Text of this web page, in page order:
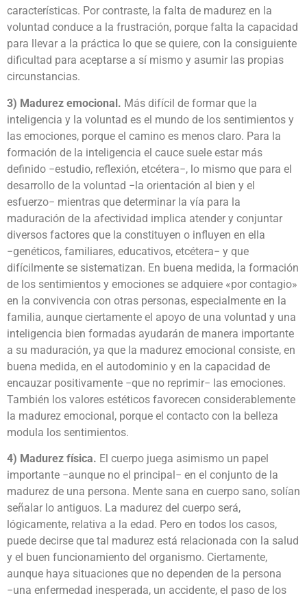
características. Por contraste, la falta de madurez en la
voluntad conduce a la frustración, porque falta la capacidad
para llevar a la práctica lo que se quiere, con la consiguiente
dificultad para aceptarse a sí mismo y asumir las propias
circunstancias.
3) Madurez emocional. Más difícil de formar que la
inteligencia y la voluntad es el mundo de los sentimientos y
las emociones, porque el camino es menos claro. Para la
formación de la inteligencia el cauce suele estar más
definido −estudio, reflexión, etcétera−, lo mismo que para el
desarrollo de la voluntad −la orientación al bien y el
esfuerzo− mientras que determinar la vía para la
maduración de la afectividad implica atender y conjuntar
diversos factores que la constituyen o influyen en ella
−genéticos, familiares, educativos, etcétera− y que
difícilmente se sistematizan. En buena medida, la formación
de los sentimientos y emociones se adquiere «por contagio»
en la convivencia con otras personas, especialmente en la
familia, aunque ciertamente el apoyo de una voluntad y una
inteligencia bien formadas ayudarán de manera importante
a su maduración, ya que la madurez emocional consiste, en
buena medida, en el autodominio y en la capacidad de
encauzar positivamente −que no reprimir− las emociones.
También los valores estéticos favorecen considerablemente
la madurez emocional, porque el contacto con la belleza
modula los sentimientos.
4) Madurez física. El cuerpo juega asimismo un papel
importante −aunque no el principal− en el conjunto de la
madurez de una persona. Mente sana en cuerpo sano, solían
señalar lo antiguos. La madurez del cuerpo será,
lógicamente, relativa a la edad. Pero en todos los casos,
puede decirse que tal madurez está relacionada con la salud
y el buen funcionamiento del organismo. Ciertamente,
aunque haya situaciones que no dependen de la persona
−una enfermedad inesperada, un accidente, el paso de los